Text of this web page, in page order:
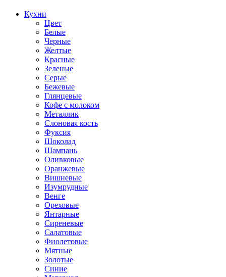
Кухни
Цвет
Белые
Черные
Желтые
Красные
Зеленые
Серые
Бежевые
Глянцевые
Кофе с молоком
Металлик
Слоновая кость
Фуксия
Шоколад
Шампань
Оливковые
Оранжевые
Вишневые
Изумрудные
Венге
Ореховые
Янтарные
Сиреневые
Салатовые
Фиолетовые
Мятные
Золотые
Синие